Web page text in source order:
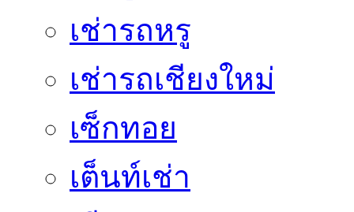
เช่ารถหรู
เช่ารถเชียงใหม่
เซ็กทอย
เต็นท์เช่า